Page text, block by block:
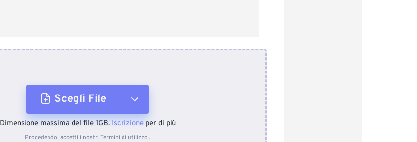
Scegli File
Dal dispositivo
Dimensione massima del file 1GB.Iscrizioneper di più
Procedendo, accetti i nostri Termini di utilizzo .